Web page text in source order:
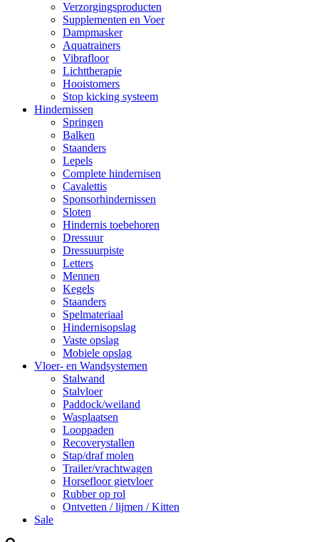
Verzorgingsproducten
Supplementen en Voer
Dampmasker
Aquatrainers
Vibrafloor
Lichttherapie
Hooistomers
Stop kicking systeem
Hindernissen
Springen
Balken
Staanders
Lepels
Complete hindernisen
Cavalettis
Sponsorhindernissen
Sloten
Hindernis toebehoren
Dressuur
Dressuurpiste
Letters
Mennen
Kegels
Staanders
Spelmateriaal
Hindernisopslag
Vaste opslag
Mobiele opslag
Vloer- en Wandsystemen
Stalwand
Stalvloer
Paddock/weiland
Wasplaatsen
Looppaden
Recoverystallen
Stap/draf molen
Trailer/vrachtwagen
Horsefloor gietvloer
Rubber op rol
Ontvetten / lijmen / Kitten
Sale